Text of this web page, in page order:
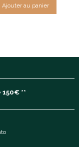
Ajouter au panier
150€ **